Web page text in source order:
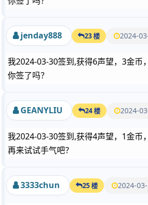
jenday888 23 楼 2024-
我2024-03-30签到,获得6声望，3金币
你签了吗？
GEANYLIU 24 楼 2024-
我2024-03-30签到,获得4声望，1金币
再来试试手气吧？
3333chun 25 楼 2024-